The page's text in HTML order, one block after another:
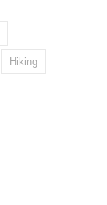
Hiking